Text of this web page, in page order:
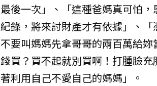
最後一次」、「這種爸媽真可怕
紀錄，將來討財產才有依據」、
不要叫媽媽先拿哥哥的兩百萬給
錢買？買不起就別買啊！打腫臉
著利用自己不愛自己的媽媽」。